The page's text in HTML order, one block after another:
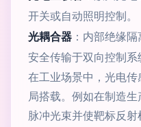
开关或自动照明控制。
光耦合器 ：内部绝缘
安全传输于双向控制系
在工业场景中，光电
局搭载。例如在制造
脉冲光束并使靶标反